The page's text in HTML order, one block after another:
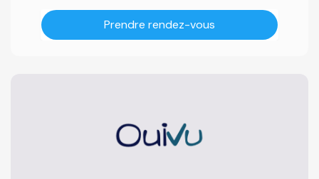
Prendre rendez-vous